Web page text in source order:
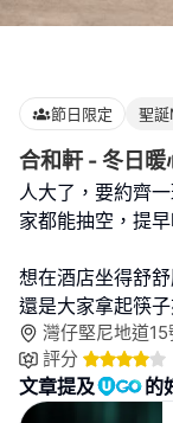
節日限定 聖
合和軒 - 冬日暖
人大了，要約齊
家都能抽空，提
想在酒店坐得舒
還是大家拿起筷
灣仔堅尼地道
評分
文章提及 的